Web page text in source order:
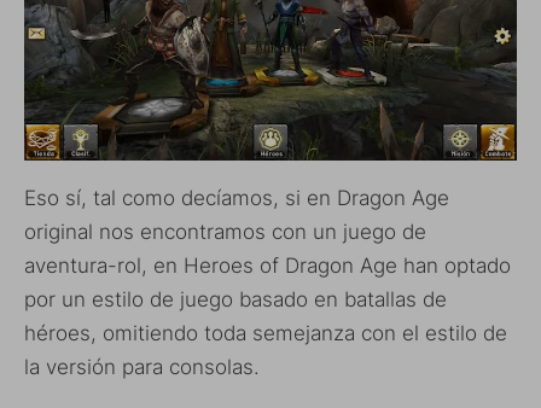
Eso sí, tal como decíamos, si en Dragon Age
original nos encontramos con un juego de
aventura-rol, en Heroes of Dragon Age han optado
por un estilo de juego basado en batallas de
héroes, omitiendo toda semejanza con el estilo de
la versión para consolas.